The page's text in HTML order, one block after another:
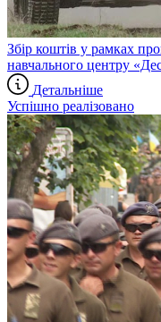
Збір коштів у рамках
навчального центру
Детальніше
Успішно реалізовано